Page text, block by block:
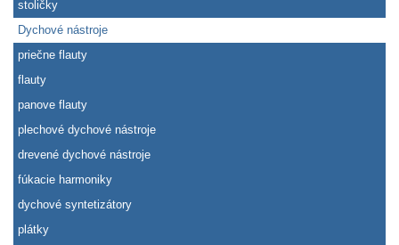
stoličky
Dychové nástroje
priečne flauty
flauty
panove flauty
plechové dychové nástroje
drevené dychové nástroje
fúkacie harmoniky
dychové syntetizátory
plátky